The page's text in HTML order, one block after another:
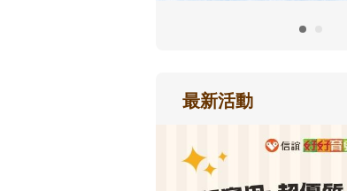
最新活動